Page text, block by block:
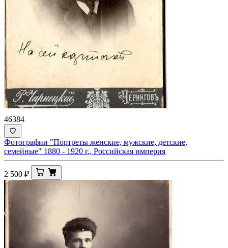
46384
Фотографии "Портреты женские, мужские, детские,
семейные" 1880 - 1920 г., Российская империя
2 500 ₽